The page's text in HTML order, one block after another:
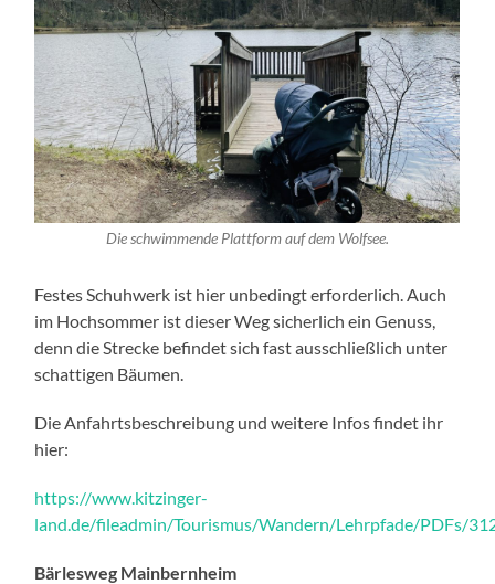
Die schwimmende Plattform auf dem Wolfsee.
Festes Schuhwerk ist hier unbedingt erforderlich. Auch
im Hochsommer ist dieser Weg sicherlich ein Genuss,
denn die Strecke befindet sich fast ausschließlich unter
schattigen Bäumen.
Die Anfahrtsbeschreibung und weitere Infos findet ihr
hier:
https://www.kitzinger-
land.de/fileadmin/Tourismus/Wandern/Lehrpfade/PDFs/
Bärlesweg Mainbernheim